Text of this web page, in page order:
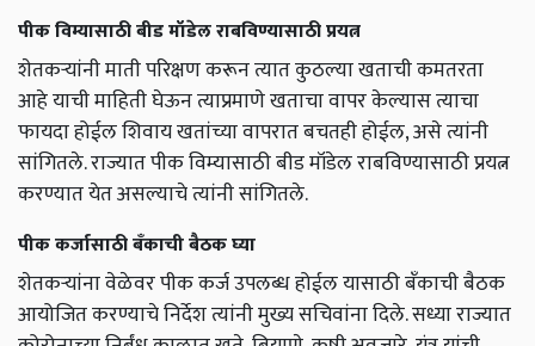
पीक विम्यासाठी बीड मॉडेल राबविण्यासाठी प्रयत्न
शेतकऱ्यांनी माती परिक्षण करून त्यात कुठल्या खताची कमतरता
आहे याची माहिती घेऊन त्याप्रमाणे खताचा वापर केल्यास त्याचा
फायदा होईल शिवाय खतांच्या वापरात बचतही होईल, असे त्यांनी
सांगितले. राज्यात पीक विम्यासाठी बीड मॉडेल राबविण्यासाठी प्रयत्न
करण्यात येत असल्याचे त्यांनी सांगितले.
पीक कर्जासाठी बॅंकाची बैठक घ्या
शेतकऱ्यांना वेळेवर पीक कर्ज उपलब्ध होईल यासाठी बॅंकाची बैठक
आयोजित करण्याचे निर्देश त्यांनी मुख्य सचिवांना दिले. सध्या राज्यात